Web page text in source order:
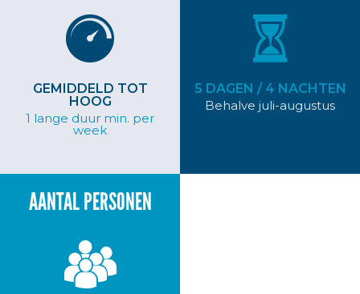
GEMIDDELD TOT
HOOG
1 lange duur min. per
week
5 DAGEN / 4 NACHTEN
Behalve juli-augustus
AANTAL PERSONEN